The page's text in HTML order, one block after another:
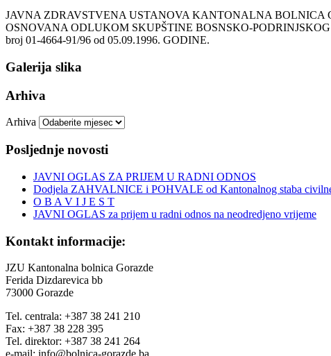
JAVNA ZDRAVSTVENA USTANOVA KANTONALNA BOLNICA
OSNOVANA ODLUKOM SKUPŠTINE BOSNSKO-
broj 01-4664-91/96 od 05.09.1996. GODINE.
Galerija slika
Arhiva
Arhiva
Posljednje novosti
JAVNI OGLAS ZA PRIJEM U RADNI ODNOS
Dodjela ZAHVALNICE i POHVALE od Kantonalnog staba
O B A V I J E S T
JAVNI OGLAS za prijem u radni odnos na neodredjeno vrijeme
Kontakt informacije:
JZU Kantonalna bolnica Gorazde
Ferida Dizdarevica bb
73000 Gorazde
Tel. centrala: +387 38 241 210
Fax: +387 38 228 395
Tel. direktor: +387 38 241 264